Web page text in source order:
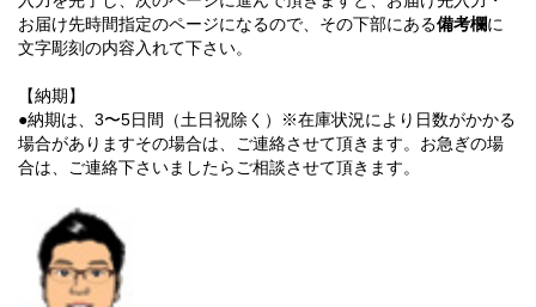
お届け先時間指定のページになるので、その下部にある備考欄に
文字彫刻の内容入れて下さい。
【納期】
●納期は、3〜5日間（土日祝除く）※在庫状況により日数がかかる
場合がありますその場合は、ご連絡させて頂きます。お急ぎの場
合は、ご連絡下さいましたらご相談させて頂きます。